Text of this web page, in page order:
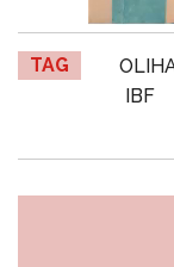
TAG
IBF